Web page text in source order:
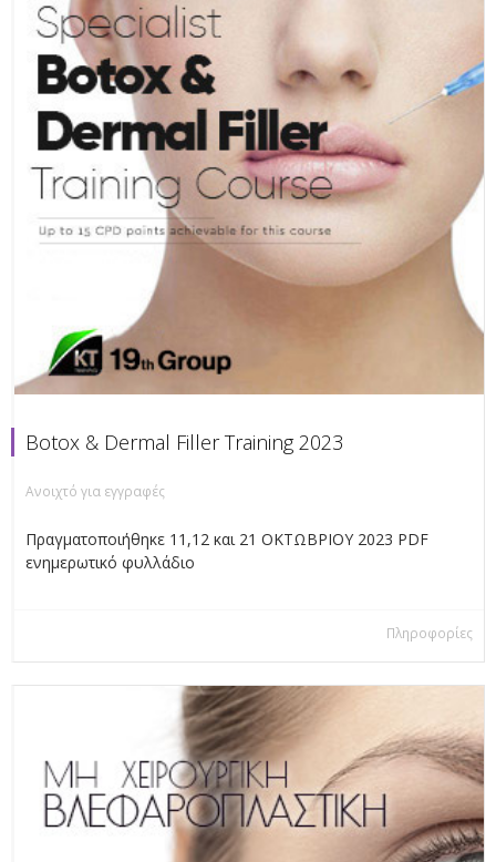
Botox & Dermal Filler Training 2023
Ανοιχτό για εγγραφές
Πραγματοποιήθηκε 11,12 και 21 ΟΚΤΩΒΡΙΟΥ 2023 PDF
ενημερωτικό φυλλάδιο
Πληροφορίες